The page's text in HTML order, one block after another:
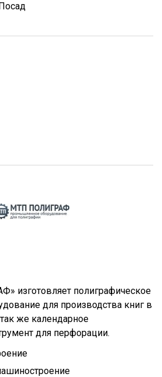
изготовляет полиграфическое
для производства книг в
же календарное
для перфорации.